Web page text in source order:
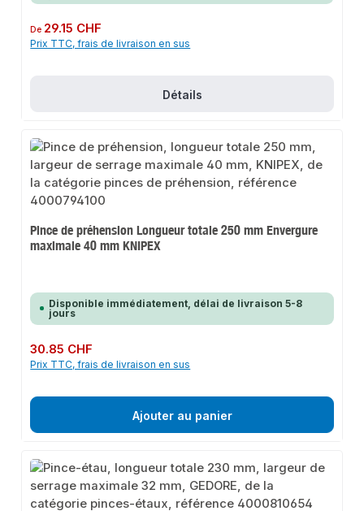
Prix régulier :
De 29.15 CHF
Prix TTC, frais de livraison en sus
Détails
Pince de préhension Longueur totale 250 mm Envergure
maximale 40 mm KNIPEX
Disponible immédiatement, délai de livraison 5-8
jours
Prix régulier :
30.85 CHF
Prix TTC, frais de livraison en sus
Ajouter au panier